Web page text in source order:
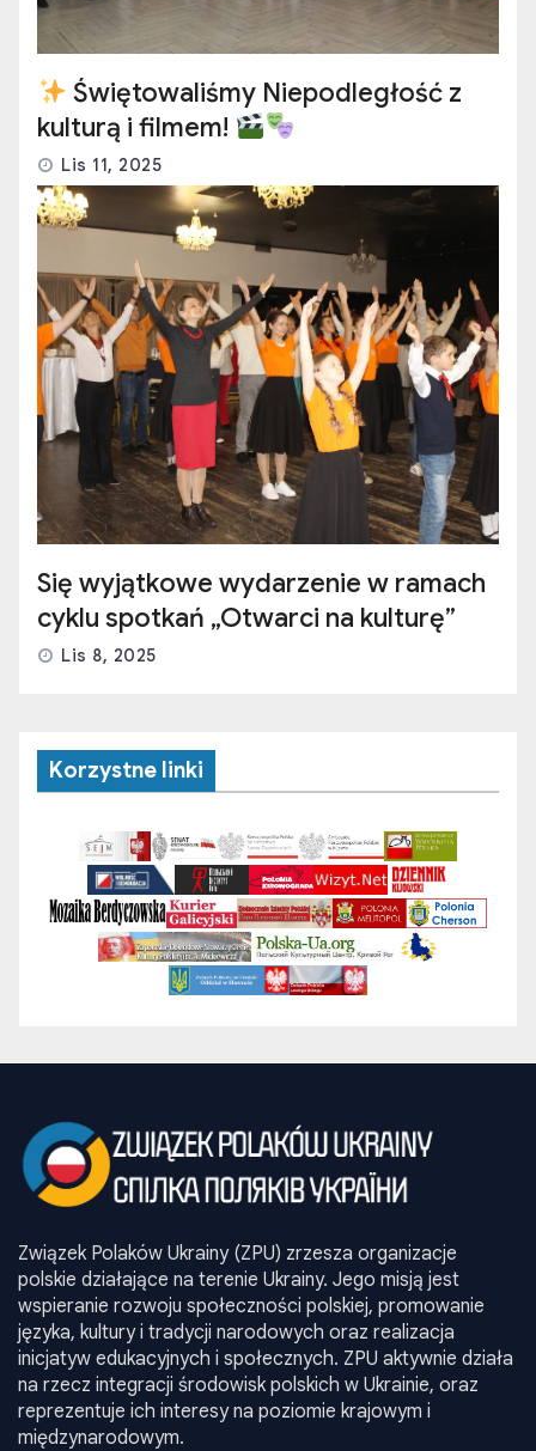
Świętowaliśmy Niepodległość z
kulturą i filmem!
Lis 11, 2025
Się wyjątkowe wydarzenie w ramach
cyklu spotkań „Otwarci na kulturę”
Lis 8, 2025
Korzystne linki
Związek Polaków Ukrainy (ZPU) zrzesza organizacje
polskie działające na terenie Ukrainy. Jego misją jest
wspieranie rozwoju społeczności polskiej, promowanie
języka, kultury i tradycji narodowych oraz realizacja
inicjatyw edukacyjnych i społecznych. ZPU aktywnie działa
na rzecz integracji środowisk polskich w Ukrainie, oraz
reprezentuje ich interesy na poziomie krajowym i
międzynarodowym.